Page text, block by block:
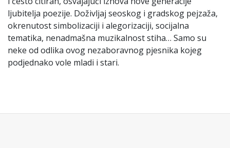
ljubitelja poezije. Doživljaj seoskog i gradskog pejzaža,
okrenutost simbolizaciji i alegorizaciji, socijalna
tematika, nenadmašna muzikalnost stiha… Samo su
neke od odlika ovog nezaboravnog pjesnika kojeg
podjednako vole mladi i stari.